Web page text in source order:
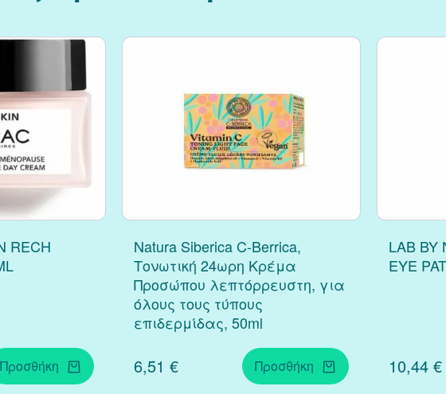
RECH
Προσθήκη
Natura Siberica C-Berrica,
Τονωτική 24ωρη Κρέμα
Προσώπου λεπτόρρευστη, για
όλους τους τύπους
επιδερμίδας, 50ml
6,51 € Προσθήκη
LAB BY
EYE
10,44 €